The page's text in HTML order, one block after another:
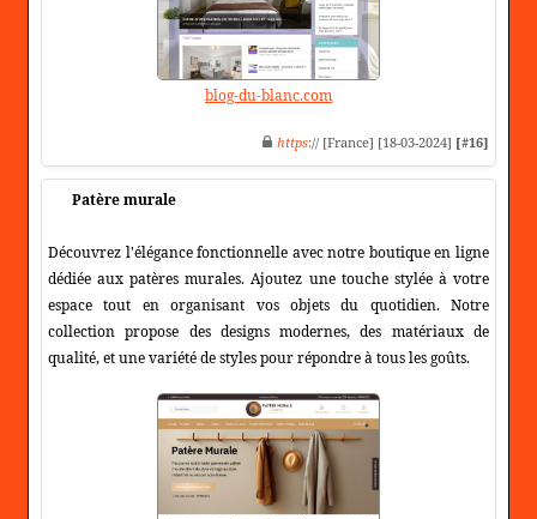
blog-du-blanc.com
https:// [France] [18-03-2024] [#16]
Patère murale
Découvrez l'élégance fonctionnelle avec notre boutique en ligne
dédiée aux patères murales. Ajoutez une touche stylée à votre
espace tout en organisant vos objets du quotidien. Notre
collection propose des designs modernes, des matériaux de
qualité, et une variété de styles pour répondre à tous les goûts.